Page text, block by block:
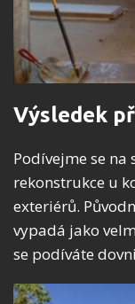
Výsledek
Podívejme se
rekonstrukce u
exteriérů.
vypadá jako
se podíváte